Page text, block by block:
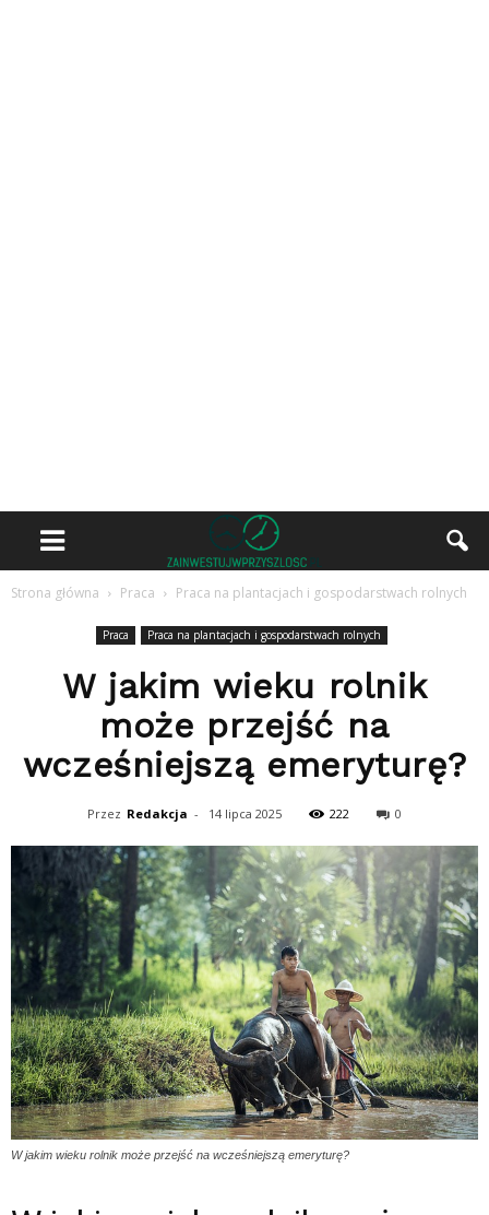
Strona główna Praca Praca na plantacjach i gospodarstwach rolnych
Praca Praca na plantacjach i gospodarstwach rolnych
W jakim wieku rolnik
może przejść na
wcześniejszą emeryturę?
Przez Redakcja - 14 lipca 2025 222 0
W jakim wieku rolnik może przejść na wcześniejszą emeryturę?